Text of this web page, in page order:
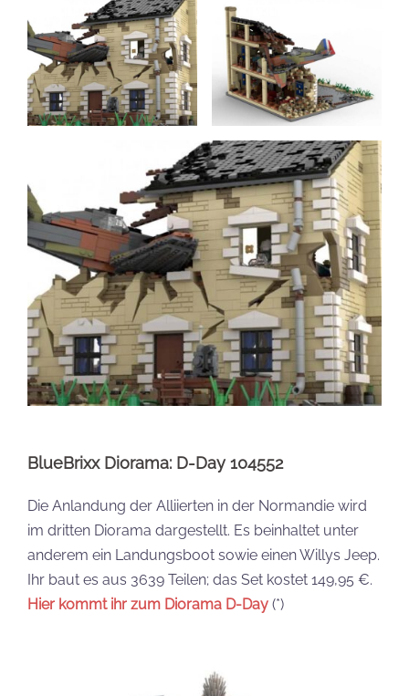
BlueBrixx Diorama: D-Day 104552
Die Anlandung der Alliierten in der Normandie wird
im dritten Diorama dargestellt. Es beinhaltet unter
anderem ein Landungsboot sowie einen Willys Jeep.
Ihr baut es aus 3639 Teilen; das Set kostet 149,95 €.
Hier kommt ihr zum Diorama D-Day (*)